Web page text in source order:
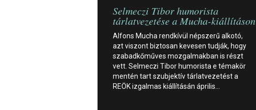
Selmeczi Tibor humorista
tárlatvezetése a Mucha-kiállításon
Alfons Mucha rendkívül népszerű alkotó,
azt viszont biztosan kevesen tudják, hogy
szabadkőműves mozgalmakban is részt
vett. Selmeczi Tibor humorista e témakör
mentén tart szubjektív tárlatvezetést a
REÖK izgalmas kiállításán április…